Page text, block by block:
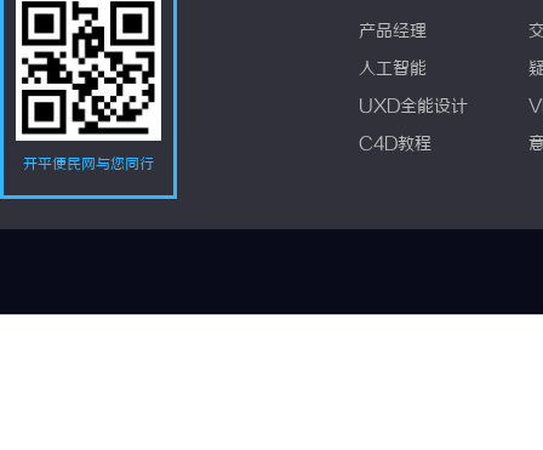
开平便民网与您同行
产品经理
人工智能
UXD全能设计
C4D教程